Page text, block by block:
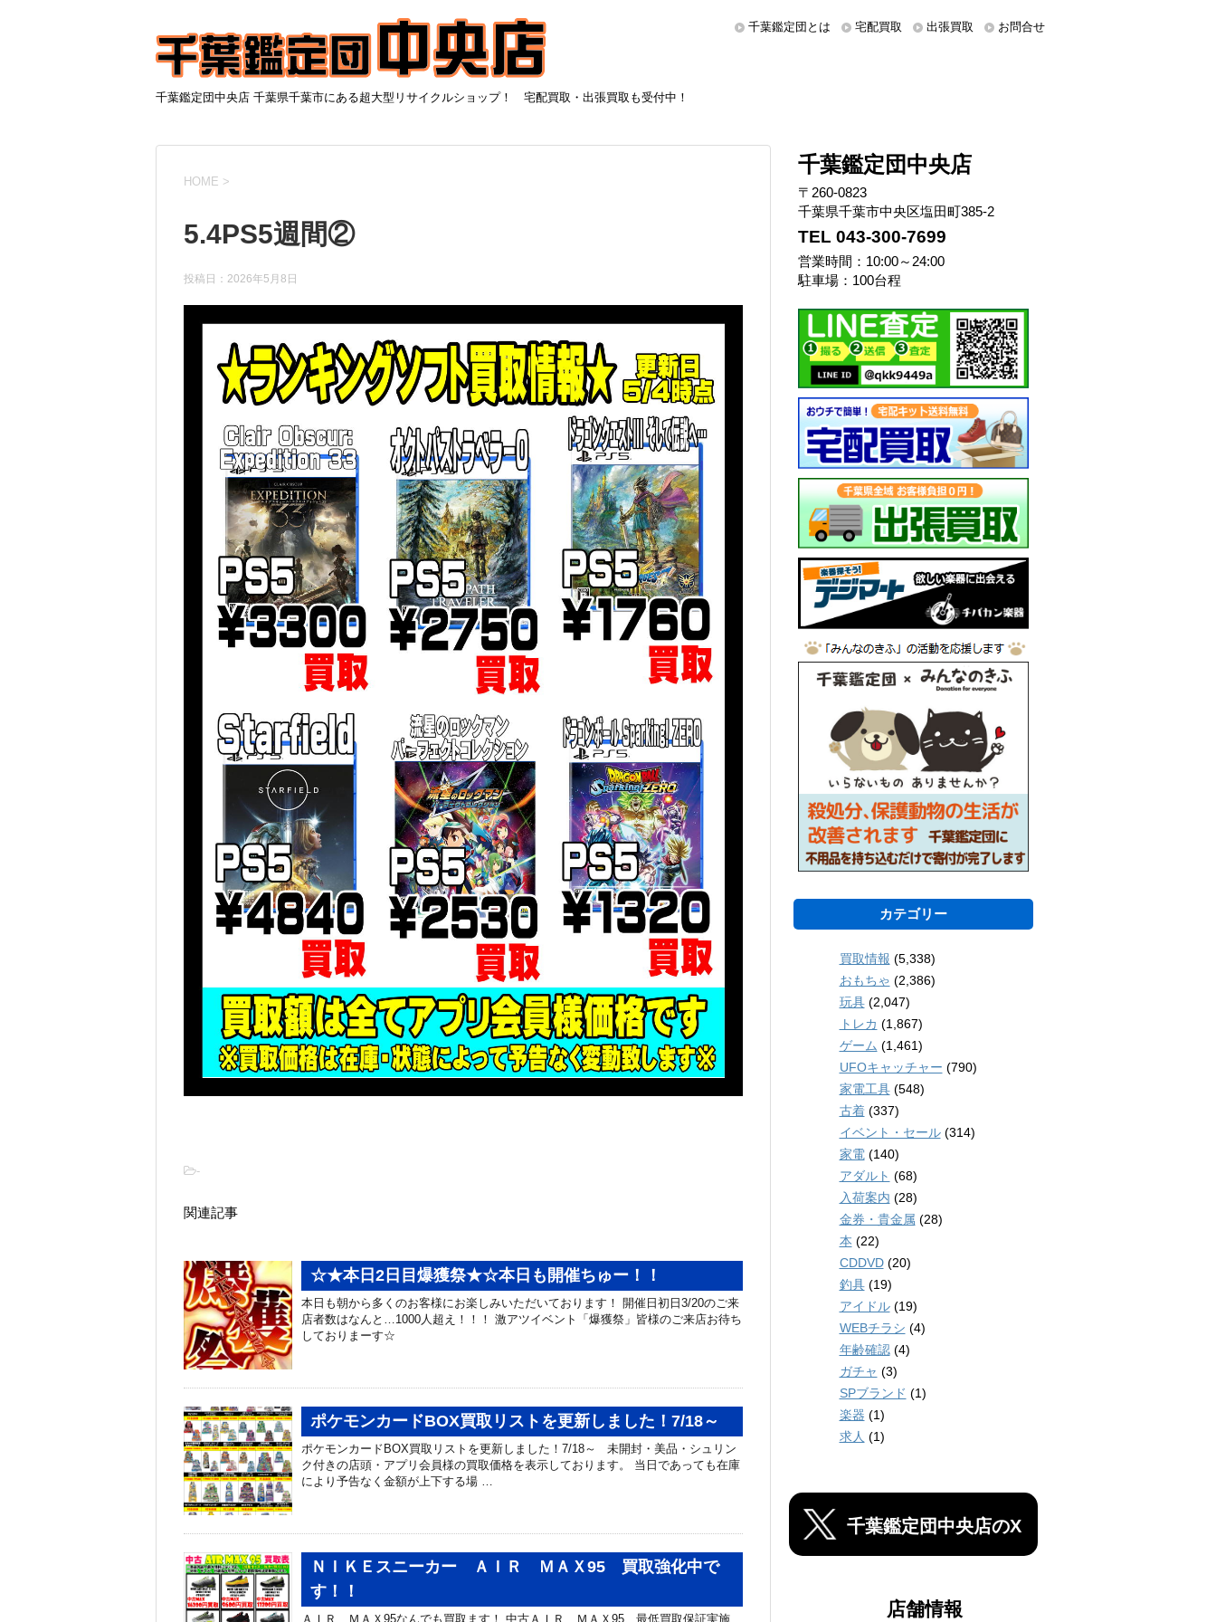
千葉鑑定団中央店 千葉県千葉市にある超大型リサイクルショップ！ 宅配買取・出張買取も受付中！
千葉鑑定団とは 宅配買取 出張買取 お問合せ
HOME >
5.4PS5週間②
投稿日： 2026年5月8日
-
関連記事
☆★本日2日目爆獲祭★☆本日も開催ちゅー！！
本日も朝から多くのお客様にお楽しみいただいております！ 開催日初日3/20のご来
店者数はなんと…1000人超え！！！ 激アツイベント「爆獲祭」皆様のご来店お待ち
しておりまーす☆
ポケモンカードBOX買取リストを更新しました！7/18～
ポケモンカードBOX買取リストを更新しました！7/18～ 未開封・美品・シュリン
ク付きの店頭・アプリ会員様の買取価格を表示しております。 当日であっても在庫
により予告なく金額が上下する場 …
ＮＩＫＥスニーカー ＡＩＲ ＭＡＸ95 買取強化中で
す！！
ＡＩＲ ＭＡＸ95なんでも買取ます！ 中古ＡＩＲ ＭＡＸ95、最低買取保証実施
千葉鑑定団中央店
〒260-0823
千葉県千葉市中央区塩田町385-2
TEL 043-300-7699
営業時間：10:00～24:00
駐車場：100台程
カテゴリー
買取情報 (5,338)
おもちゃ (2,386)
玩具(2,047)
トレカ (1,867)
ゲーム (1,461)
UFOキャッチャー (790)
家電工具(548)
古着(337)
イベント・セール(314)
家電(140)
アダルト (68)
入荷案内 (28)
金券・貴金属 (28)
本 (22)
CDDVD(20)
釣具(19)
アイドル(19)
WEBチラシ (4)
年齢確認(4)
ガチャ (3)
SPブランド (1)
楽器 (1)
求人 (1)
千葉鑑定団中央店のX
店舗情報